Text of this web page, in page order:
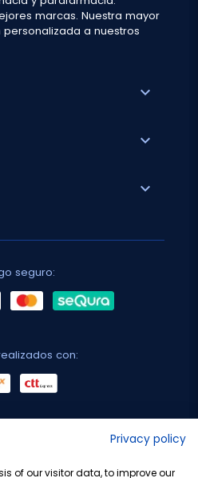
marcas. Nuestra mayor
a nuestros
expand_more
expand_more
expand_more
seguro:
con:
Privacy policy
of our visitor data, to improve our